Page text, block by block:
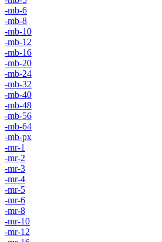
-mb-6
-mb-8
-mb-10
-mb-12
-mb-16
-mb-20
-mb-24
-mb-32
-mb-40
-mb-48
-mb-56
-mb-64
-mb-px
-mr-1
-mr-2
-mr-3
-mr-4
-mr-5
-mr-6
-mr-8
-mr-10
-mr-12